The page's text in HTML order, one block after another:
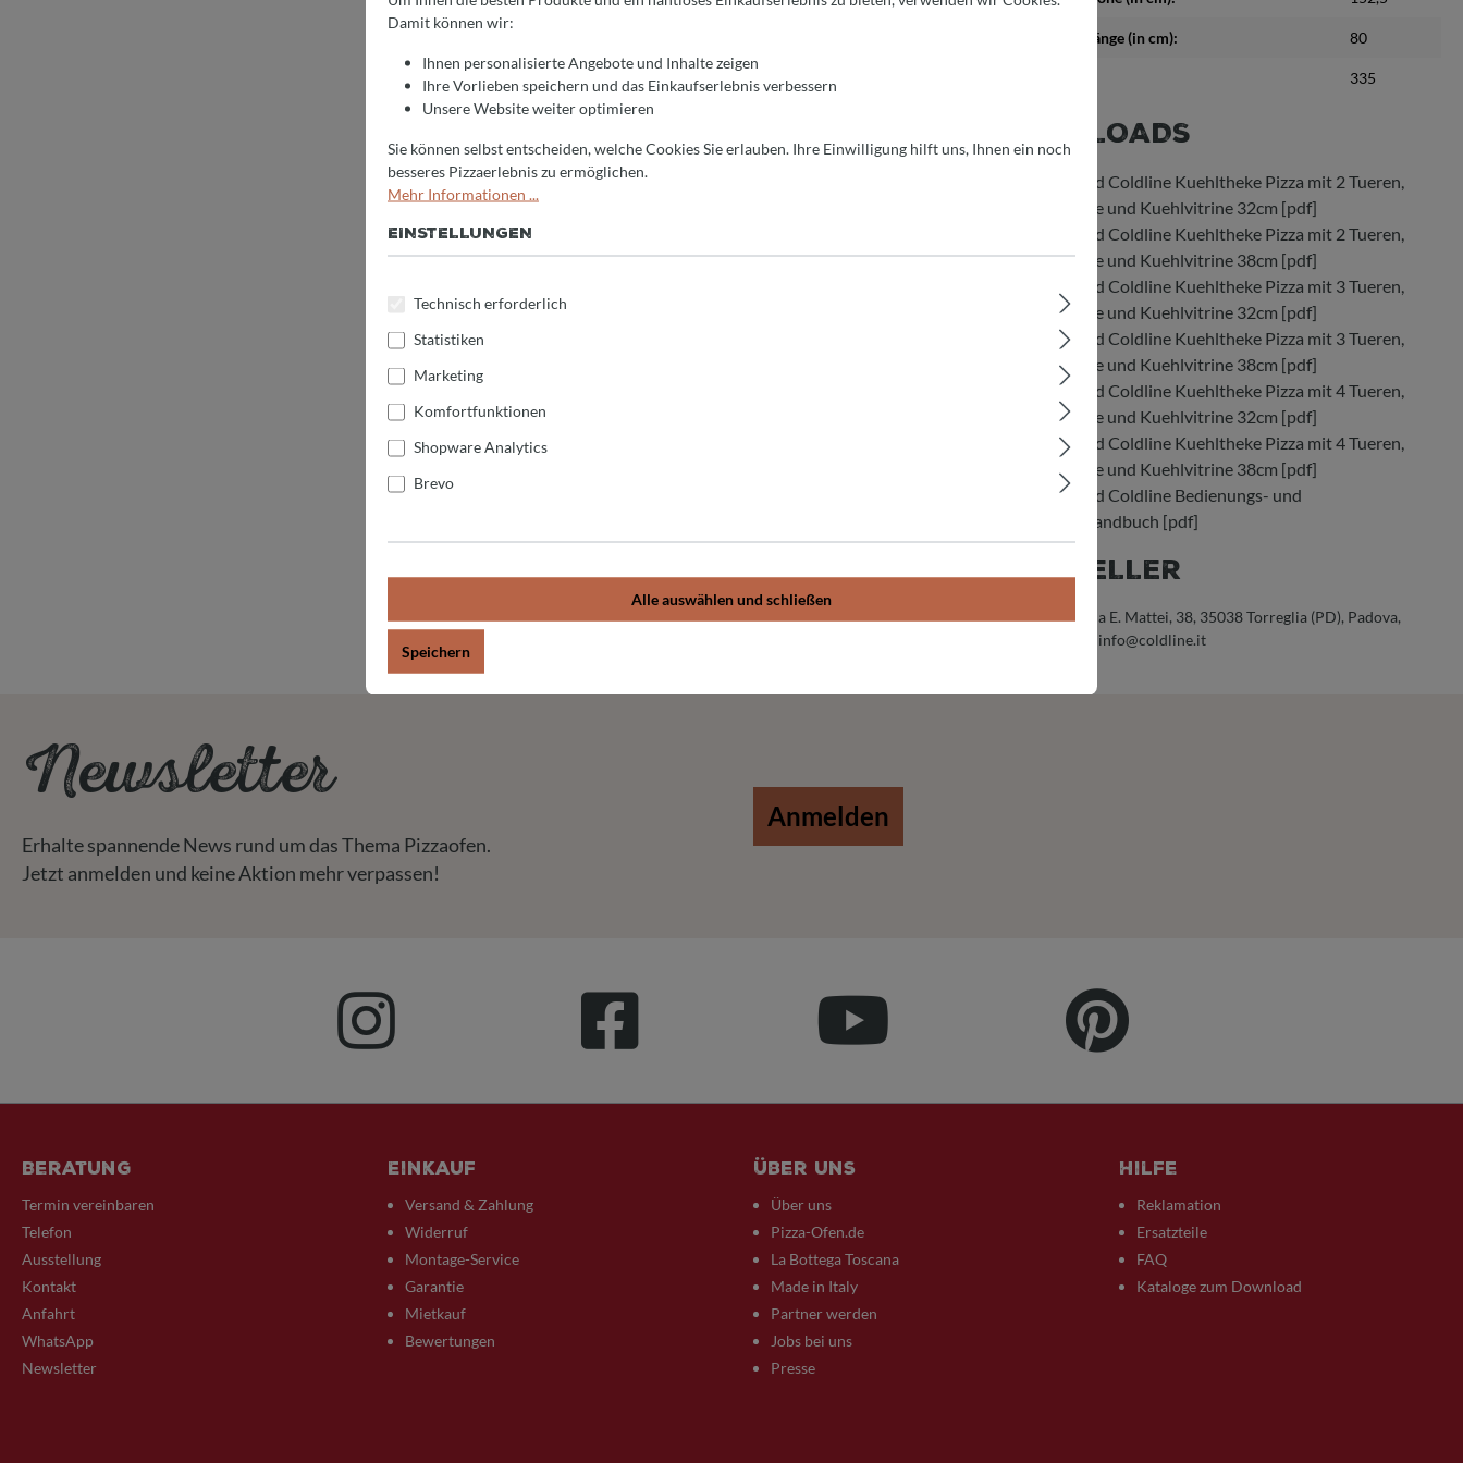
Außenmaß Länge (in cm): 80
335
DOWNLOADS
Download Coldline Kuehltheke Pizza mit 2 Tueren,
Granitplatte und Kuehlvitrine 32cm [pdf]
Download Coldline Kuehltheke Pizza mit 2 Tueren,
Granitplatte und Kuehlvitrine 38cm [pdf]
Download Coldline Kuehltheke Pizza mit 3 Tueren,
Granitplatte und Kuehlvitrine 32cm [pdf]
Download Coldline Kuehltheke Pizza mit 3 Tueren,
Granitplatte und Kuehlvitrine 38cm [pdf]
Download Coldline Kuehltheke Pizza mit 4 Tueren,
Granitplatte und Kuehlvitrine 32cm [pdf]
Download Coldline Kuehltheke Pizza mit 4 Tueren,
Granitplatte und Kuehlvitrine 38cm [pdf]
Download Coldline Bedienungs- und
Wartungshandbuch [pdf]
HERSTELLER
Coldline Srl, Via E. Mattei, 38, 35038 Torreglia (PD), Padova,
Italien, E-Mail: info@coldline.it
Newsletter
Erhalte spannende News rund um das Thema Pizzaofen.
Jetzt anmelden und keine Aktion mehr verpassen!
Anmelden
Beratung
Termin vereinbaren
Telefon
Ausstellung
Kontakt
Anfahrt
WhatsApp
Newsletter
Einkauf
Versand & Zahlung
Widerruf
Montage-Service
Garantie
Mietkauf
Bewertungen
Über uns
Über uns
Pizza-Ofen.de
La Bottega Toscana
Made in Italy
Partner werden
Jobs bei uns
Presse
Hilfe
Reklamation
Ersatzteile
FAQ
Kataloge zum Download
Damit können wir:
Ihnen personalisierte Angebote und Inhalte zeigen
Ihre Vorlieben speichern und das Einkaufserlebnis verbessern
Unsere Website weiter optimieren
Sie können selbst entscheiden, welche Cookies Sie erlauben. Ihre Einwilligung hilft uns, Ihnen ein noch
besseres Pizzaerlebnis zu ermöglichen.
Mehr Informationen ...
EINSTELLUNGEN
Technisch erforderlich
Statistiken
Marketing
Komfortfunktionen
Shopware Analytics
Brevo
Alle auswählen und schließen
Speichern